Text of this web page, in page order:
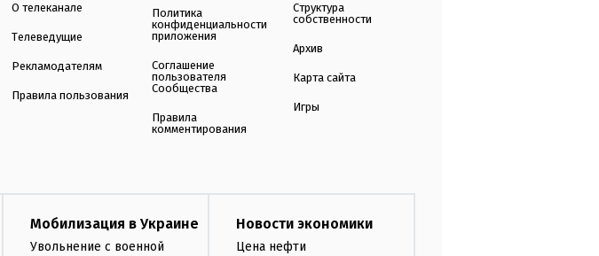
О телеканале
Телеведущие
Рекламодателям
Правила пользования
Политика
конфиденциальности
приложения
Соглашение
пользователя
Сообщества
Правила
комментирования
Структура
собственности
Архив
Карта сайта
Игры
Мобилизация в Украине
Увольнение с военной
Новости экономики
Цена нефти